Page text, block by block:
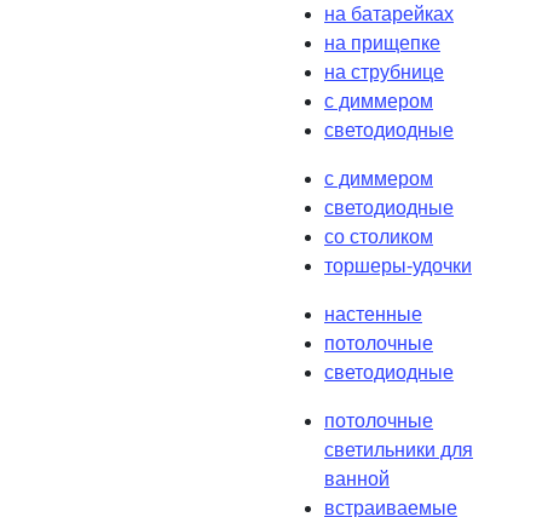
на батарейках
на прищепке
на струбнице
с диммером
светодиодные
с диммером
светодиодные
со столиком
торшеры-удочки
настенные
потолочные
светодиодные
потолочные
светильники для
ванной
встраиваемые